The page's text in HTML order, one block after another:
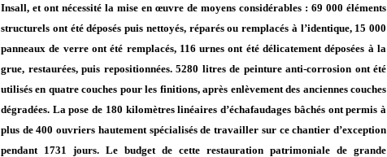
Insall, et ont nécessité la mise en œuvre de moyens considérables : 69 000 éléments
structurels ont été déposés puis nettoyés, réparés ou remplacés à l’identique, 15 000
panneaux de verre ont été remplacés, 116 urnes ont été délicatement déposées à la
grue, restaurées, puis repositionnées. 5280 litres de peinture anti-corrosion ont été
utilisés en quatre couches pour les finitions, après enlèvement des anciennes couches
dégradées. La pose de 180 kilomètres linéaires d’échafaudages bâchés ont permis à
plus de 400 ouvriers hautement spécialisés de travailler sur ce chantier d’exception
pendant 1731 jours. Le budget de cette restauration patrimoniale de grande